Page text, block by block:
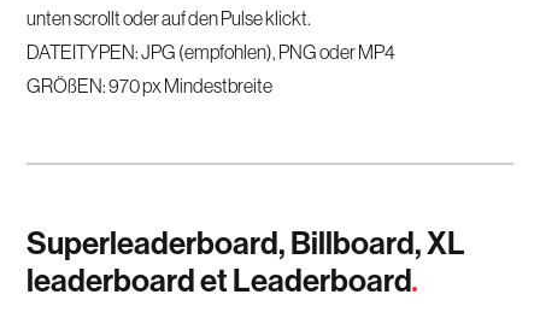
unten scrollt oder auf den Pulse klickt.
DATEITYPEN: JPG (empfohlen), PNG oder MP4
GRÖßEN: 970 px Mindestbreite
Superleaderboard, Billboard, XL
leaderboard et Leaderboard